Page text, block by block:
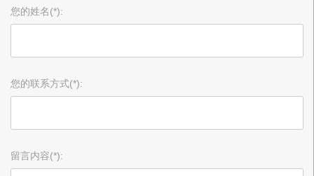
您的姓名(*):
您的联系方式(*):
留言内容(*):